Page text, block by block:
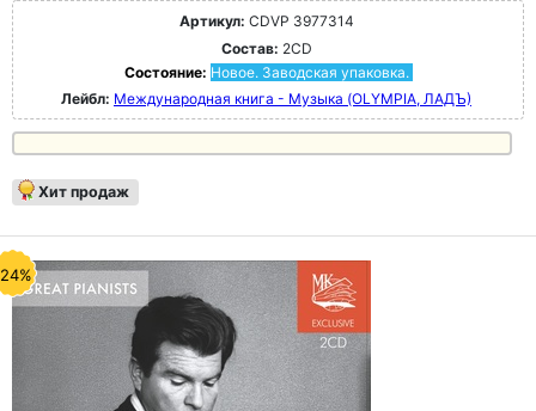
Артикул: CDVP 3977314
Состав: 2CD
Состояние: Новое. Заводская упаковка.
Лейбл: Международная книга - Музыка (OLYMPIA, ЛАДЪ)
Хит продаж